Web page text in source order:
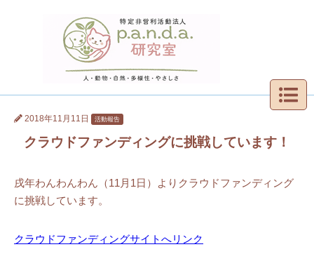
2018年11月11日 活動報告
クラウドファンディングに挑戦しています！
戌年わんわんわん（11月1日）よりクラウドファンディング
に挑戦しています。
クラウドファンディングサイトへリンク